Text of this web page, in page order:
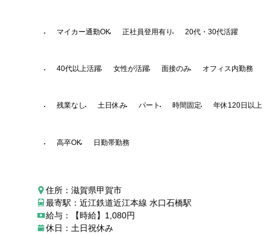
マイカー通勤OK 正社員登用有り 20代・30代活躍
40代以上活躍 女性が活躍 面接のみ オフィス内勤務
残業なし 土日休み パート 時間固定 年休120日以上
高卒OK 日勤帯勤務
住所：滋賀県甲賀市
最寄駅：近江鉄道近江本線 水口石橋駅
給与：【時給】1,080円
休日：土日祝休み